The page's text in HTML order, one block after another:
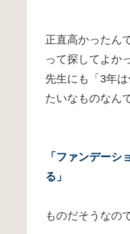
正直高かったん
って探してよか
先生にも「3年
たいなものなん
「ファンデー
る」
ものだそうなの